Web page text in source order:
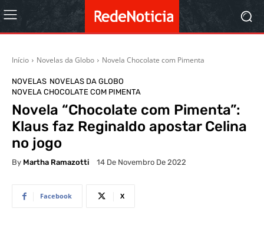
Início Novelas da Globo Novela Chocolate com Pimenta
NOVELAS NOVELAS DA GLOBO
NOVELA CHOCOLATE COM PIMENTA
Novela “Chocolate com Pimenta”:
Klaus faz Reginaldo apostar Celina
no jogo
By Martha Ramazotti 14 De Novembro De 2022
Facebook X